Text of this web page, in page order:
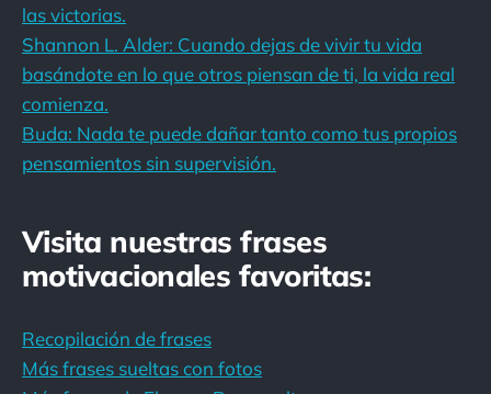
las victorias.
Shannon L. Alder: Cuando dejas de vivir tu vida
basándote en lo que otros piensan de ti, la vida real
comienza.
Buda: Nada te puede dañar tanto como tus propios
pensamientos sin supervisión.
Visita nuestras frases
motivacionales favoritas:
Recopilación de frases
Más frases sueltas con fotos